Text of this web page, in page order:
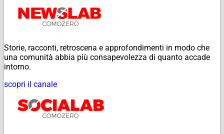
Storie, racconti, retroscena e approfondimenti in modo che
una comunità abbia più consapevolezza di quanto accade
intorno.
scopri il canale